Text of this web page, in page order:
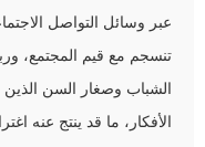
عبر وسائل التواصل
تنسجم مع قيم المجتمع،
الشباب وصغار السن الذين
الأفكار، ما قد ينتج عنه